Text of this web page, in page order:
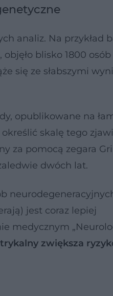
analiz. Na przykład
blisko 1800 osób
się ze słabszymi
opublikowane na
skalę tego
za pomocą zegara
dwóch lat.
jest coraz lepiej
medycznym
zwiększa